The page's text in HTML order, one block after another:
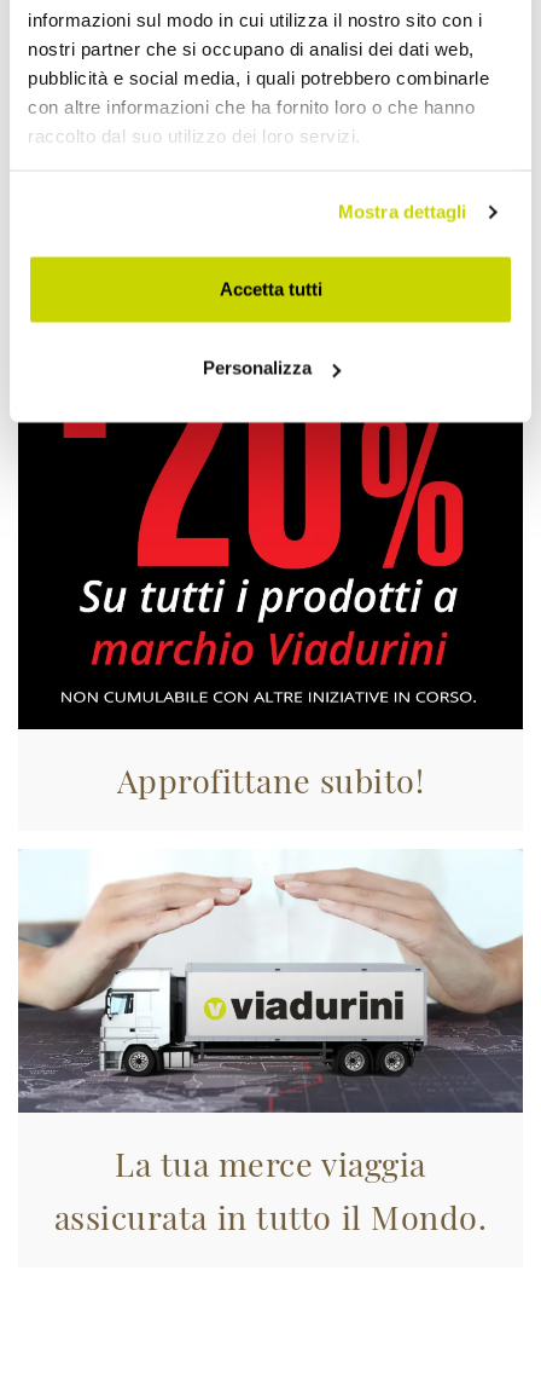
informazioni sul modo in cui utilizza il nostro sito con i
nostri partner che si occupano di analisi dei dati web,
pubblicità e social media, i quali potrebbero combinarle
con altre informazioni che ha fornito loro o che hanno
raccolto dal suo utilizzo dei loro servizi.
Mostra dettagli
Accetta tutti
Personalizza
Invia la tua opinione su questo prodotto Stampa
Condividi
Approfittane subito!
La tua merce viaggia
assicurata in tutto il Mondo.